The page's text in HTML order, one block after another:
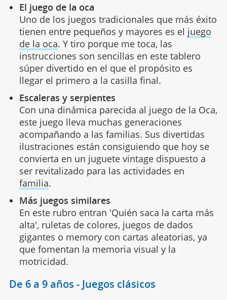
El juego de la oca
Uno de los juegos tradicionales que más éxito
tienen entre pequeños y mayores es el juego
de la oca. Y tiro porque me toca, las
instrucciones son sencillas en este tablero
súper divertido en el que el propósito es
llegar el primero a la casilla final.
Escaleras y serpientes
Con una dinámica parecida al juego de la Oca,
este juego lleva muchas generaciones
acompañando a las familias. Sus divertidas
ilustraciones están consiguiendo que hoy se
convierta en un juguete vintage dispuesto a
ser revitalizado para las actividades en
familia.
Más juegos similares
En este rubro entran 'Quién saca la carta más
alta', ruletas de colores, juegos de dados
gigantes o memory con cartas aleatorias, ya
que fomentan la memoria visual y la
motricidad.
De 6 a 9 años - Juegos clásicos